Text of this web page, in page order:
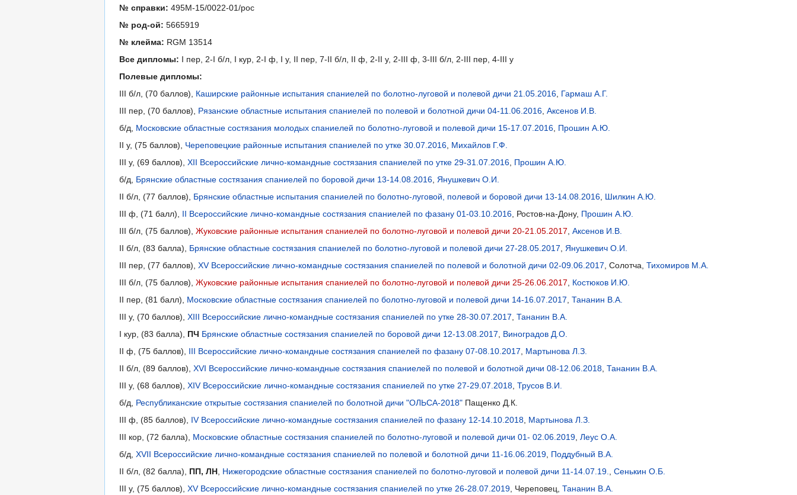
№ справки: 495М-15/0022-01/рос
№ род-ой: 5665919
№ клейма: RGM 13514
Все дипломы: I пер, 2-I б/л, I кур, 2-I ф, I у, II пер, 7-II б/л, II ф, 2-II у, 2-III ф, 3-III б/л, 2-III пер, 4-III у
Полевые дипломы:
III б/л, (70 баллов), Каширские районные испытания спаниелей по болотно-луговой и полевой дичи 21.05.2016, Гармаш А.Г.
III пер, (70 баллов), Рязанские областные испытания спаниелей по полевой и болотной дичи 04-11.06.2016, Аксенов И.В.
б/д, Московские областные состязания молодых спаниелей по болотно-луговой и полевой дичи 15-17.07.2016, Прошин А.Ю.
II у, (75 баллов), Череповецкие районные испытания спаниелей по утке 30.07.2016, Михайлов Г.Ф.
III у, (69 баллов), XII Всероссийские лично-командные состязания спаниелей по утке 29-31.07.2016, Прошин А.Ю.
б/д, Брянские областные состязания спаниелей по боровой дичи 13-14.08.2016, Янушкевич О.И.
II б/л, (77 баллов), Брянские областные испытания спаниелей по болотно-луговой, полевой и боровой дичи 13-14.08.2016, Шилкин А.Ю.
III ф, (71 балл), II Всероссийские лично-командные состязания спаниелей по фазану 01-03.10.2016, Ростов-на-Дону, Прошин А.Ю.
III б/л, (75 баллов), Жуковские районные испытания спаниелей по болотно-луговой и полевой дичи 20-21.05.2017, Аксенов И.В.
II б/л, (83 балла), Брянские областные состязания спаниелей по болотно-луговой и полевой дичи 27-28.05.2017, Янушкевич О.И.
III пер, (77 баллов), XV Всероссийские лично-командные состязания спаниелей по полевой и болотной дичи 02-09.06.2017, Солотча, Тихомиров М.А.
III б/л, (75 баллов), Жуковские районные испытания спаниелей по болотно-луговой и полевой дичи 25-26.06.2017, Костюков И.Ю.
II пер, (81 балл), Московские областные состязания спаниелей по болотно-луговой и полевой дичи 14-16.07.2017, Тананин В.А.
III у, (70 баллов), XIII Всероссийские лично-командные состязания спаниелей по утке 28-30.07.2017, Тананин В.А.
I кур, (83 балла), ПЧ Брянские областные состязания спаниелей по боровой дичи 12-13.08.2017, Виноградов Д.О.
II ф, (75 баллов), III Всероссийские лично-командные состязания спаниелей по фазану 07-08.10.2017, Мартынова Л.З.
II б/л, (89 баллов), XVI Всероссийские лично-командные состязания спаниелей по полевой и болотной дичи 08-12.06.2018, Тананин В.А.
III у, (68 баллов), XIV Всероссийские лично-командные состязания спаниелей по утке 27-29.07.2018, Трусов В.И.
б/д, Республиканские открытые состязания спаниелей по болотной дичи "ОЛЬСА-2018" Пащенко Д.К.
III ф, (85 баллов), IV Всероссийские лично-командные состязания спаниелей по фазану 12-14.10.2018, Мартынова Л.З.
III кор, (72 балла), Московские областные состязания спаниелей по болотно-луговой и полевой дичи 01- 02.06.2019, Леус О.А.
б/д, XVII Всероссийские лично-командные состязания спаниелей по полевой и болотной дичи 11-16.06.2019, Поддубный В.А.
II б/л, (82 балла), ПП, ЛН, Нижегородские областные состязания спаниелей по болотно-луговой и полевой дичи 11-14.07.19., Сенькин О.Б.
III у, (75 баллов), XV Всероссийские лично-командные состязания спаниелей по утке 26-28.07.2019, Череповец, Тананин В.А.